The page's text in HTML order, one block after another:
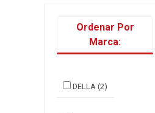
Ordenar Por
Marca:
DELLA (2)